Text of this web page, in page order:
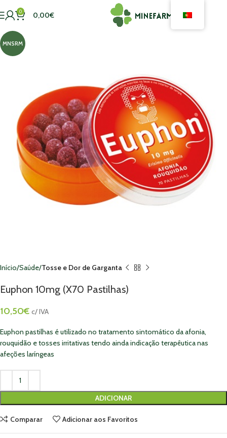
0 0,00€
MNSRM
Início Saúde Tosse e Dor de Garganta
Euphon 10mg (X70 Pastilhas)
10,50€ c/ IVA
Euphon pastilhas é utilizado no tratamento sintomático da afonia,
rouquidão e tosses irritativas tendo ainda indicação terapêutica nas
afeções laríngeas
ADICIONAR
Comparar Adicionar aos Favoritos